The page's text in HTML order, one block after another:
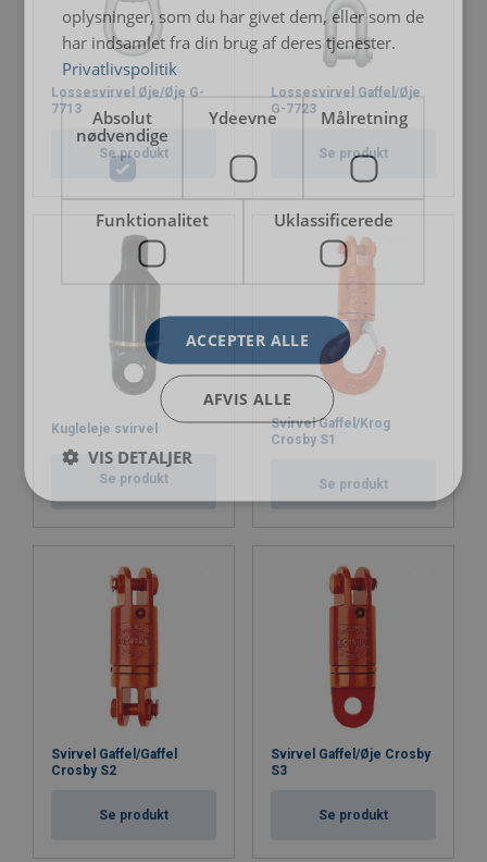
Lossesvirvel Øje/Øje G-
7713
Se produkt
Lossesvirvel Gaffel/Øje
G-7723
Se produkt
Kugleleje svirvel
Se produkt
Svirvel Gaffel/Krog
Crosby S1
Se produkt
Svirvel Gaffel/Gaffel
Crosby S2
Se produkt
Svirvel Gaffel/Øje Crosby
S3
Se produkt
oplysninger, som du har givet dem, eller som de
har indsamlet fra din brug af deres tjenester.
Privatlivspolitik
Absolut
nødvendige
Ydeevne Målretning
Funktionalitet Uklassificerede
ACCEPTER ALLE
AFVIS ALLE
VIS DETALJER